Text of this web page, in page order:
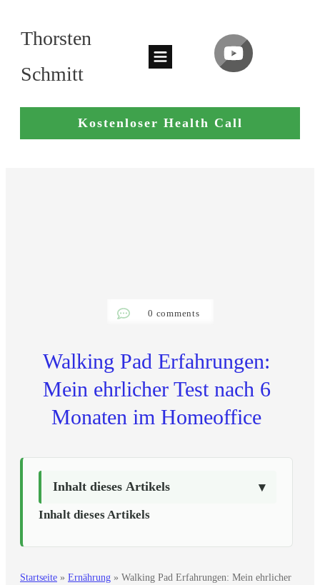
Thorsten
Schmitt
Kostenloser Health Call
0 comments
Walking Pad Erfahrungen:
Mein ehrlicher Test nach 6
Monaten im Homeoffice
Inhalt dieses Artikels
Inhalt dieses Artikels
Startseite » Ernährung » Walking Pad Erfahrungen: Mein ehrlicher